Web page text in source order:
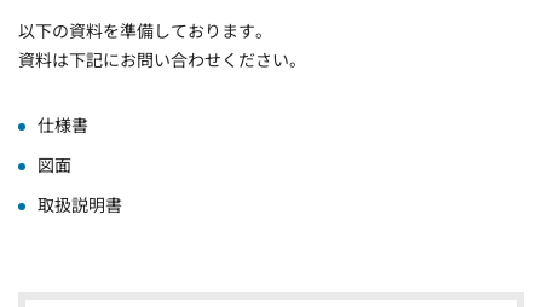
以下の資料を準備しております。
資料は下記にお問い合わせください。
仕様書
図面
取扱説明書